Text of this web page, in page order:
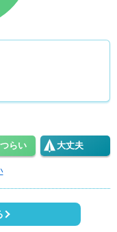
つらい 大丈夫